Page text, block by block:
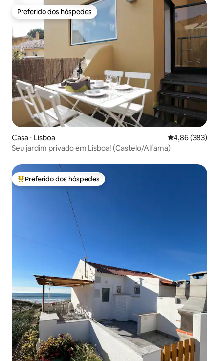
Preferido dos hóspedes
Preferido dos hóspedes
Casa ⋅ Lisboa 4,86 de uma
4,86 (383)
Seu jardim privado em Lisboa! (Castelo/Alfama)
Entre os melhores preferidos dos hóspedes
Preferido dos hóspedes